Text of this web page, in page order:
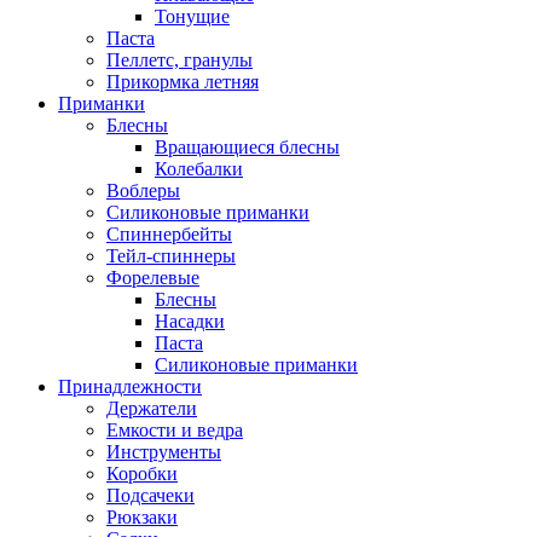
Тонущие
Паста
Пеллетс, гранулы
Прикормка летняя
Приманки
Блесны
Вращающиеся блесны
Колебалки
Воблеры
Силиконовые приманки
Спиннербейты
Тейл-спиннеры
Форелевые
Блесны
Насадки
Паста
Силиконовые приманки
Принадлежности
Держатели
Емкости и ведра
Инструменты
Коробки
Подсачеки
Рюкзаки